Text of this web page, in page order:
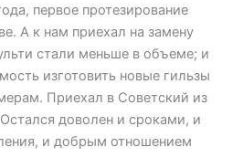
первое протезирование
А к нам приехал на замену
стали меньше в объеме; и
изготовить новые гильзы
Приехал в Советский из
доволен и сроками, и
и добрым отношением